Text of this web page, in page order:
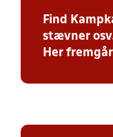
Find
stævner
Her